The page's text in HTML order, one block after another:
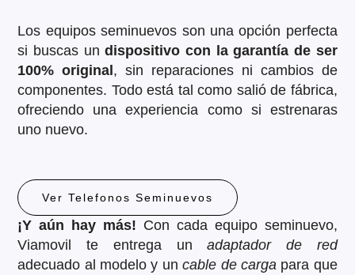
Los equipos seminuevos son una opción perfecta
si buscas undispositivo con la garantía de ser
100% original, sin reparaciones ni cambios de
componentes. Todo está tal como salió de fábrica,
ofreciendo una experiencia como si estrenaras
uno nuevo.
Ver Telefonos Seminuevos
¡Y aún hay más! Con cada equipo seminuevo,
Viamovil te entrega un adaptador de red
adecuado al modelo y uncable de carga para que